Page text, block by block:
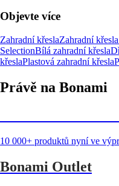
Objevte více
Zahradní křeslaZahradní
SelectionBílá zahradní křesla
křeslaPlastová zahradní křesla
Právě na Bonami
10 000+ produktů nyní ve
Bonami Outlet